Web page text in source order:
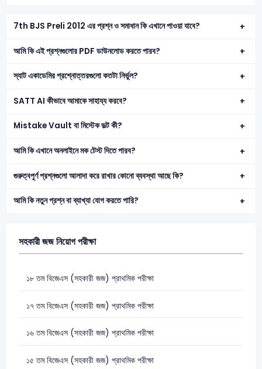
7th BJS Preli 2012 এর প্রশ্ন ও সমাধান কি এখানে পাওয়া যাবে?
আমি কি এই প্রশ্নগুলোর PDF ডাউনলোড করতে পারব?
স্যাট একাডেমির প্রশ্নোত্তরগুলো কতটা নির্ভুল?
SATT AI কীভাবে আমাকে সাহায্য করবে?
Mistake Vault বা মিস্টেক ভল্ট কী?
আমি কি এখানে অনলাইনে মক টেস্ট দিতে পারব?
গুরুত্বপূর্ণ প্রশ্নগুলো আলাদা করে রাখার কোনো ব্যবস্থা আছে কি?
আমি কি নতুন প্রশ্ন বা ব্যাখ্যা যোগ করতে পারি?
সহকারী জজ নিয়োগ পরীক্ষা
১৮ তম বিজেএস (সহকারী জজ) প্রাথমিক পরীক্ষা
১৭ তম বিজেএস (সহকারী জজ) প্রাথমিক পরীক্ষা
১৬ তম বিজেএস (সহকারী জজ) প্রাথমিক পরীক্ষা
১৫ তম বিজেএস (সহকারী জজ) প্রাথমিক পরীক্ষা